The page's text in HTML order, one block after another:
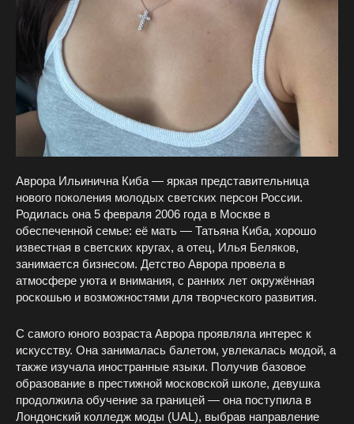
Аврора Ильинична Киба — яркая представительница
нового поколения молодых светских персон России.
Родилась она 5 февраля 2006 года в Москве в
обеспеченной семье: её мать — Татьяна Киба, хорошо
известная в светских кругах, а отец, Илья Беляков,
занимается бизнесом. Детство Аврора провела в
атмосфере уюта и внимания, с ранних лет окружённая
роскошью и возможностями для творческого развития.
С самого юного возраста Аврора проявляла интерес к
искусству. Она занималась балетом, увлекалась модой, а
также изучала иностранные языки. Получив базовое
образование в престижной московской школе, девушка
продолжила обучение за границей — она поступила в
Лондонский колледж моды (UAL), выбрав направление